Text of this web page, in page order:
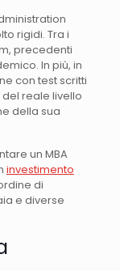
rigidi. Tra i
precedenti
In più, in
con test scritti
reale livello
della sua
un MBA
investimento
di
e diverse